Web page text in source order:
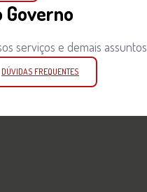
Governo
serviços e demais
DÚVIDAS FREQUENTES